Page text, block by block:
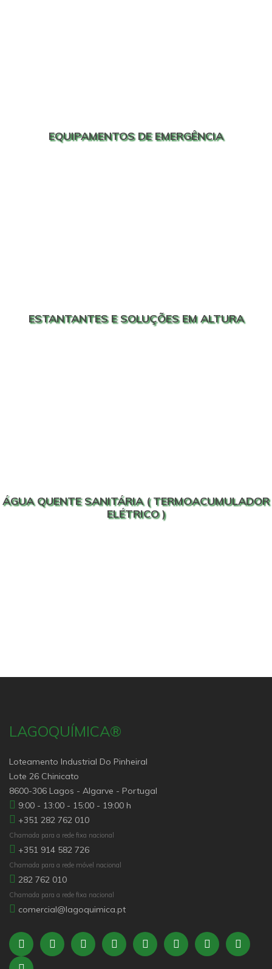
EQUIPAMENTOS DE EMERGÊNCIA
ESTANTANTES E SOLUÇÕES EM ALTURA
ÁGUA QUENTE SANITÁRIA ( TERMOACUMULADOR
ELÉTRICO )
LAGOQUÍMICA®
Loteamento Industrial Do Pinheiral
Lote 26 Chinicato
8600-306 Lagos - Algarve - Portugal
9:00 - 13:00 - 15:00 - 19:00 h
+351 282 762 010
Chamada para a rede fixa nacional
+351 914 582 726
Chamada para a rede móvel nacional
282 762 010
Chamada para a rede fixa nacional
comercial@lagoquimica.pt